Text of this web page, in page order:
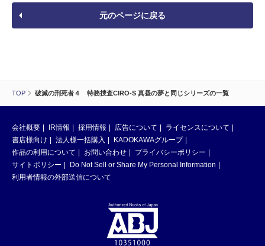
TOP 破滅の刑死者４ 特務捜査CIRO-S 真昼の夢と同じシリーズの一覧
元のページに戻る
会社概要 IR情報 採用情報 広告について
ライセンスについて
書店様向け
法人様一括購入
KADOKAWAグループ
作品の利用について
お問い合わせ
プライバシーポリシー
サイトポリシー
Do Not Sell or Share My Personal Information
利用者情報の外部送信について